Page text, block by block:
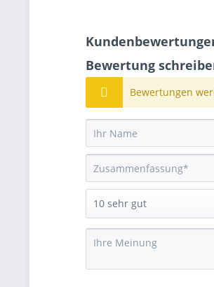
Bewertung
Bewertungen